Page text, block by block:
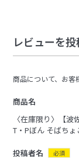
レビューを投
商品について、お客
商品名
〈在庫限り〉【
T・Pぼん そばちょ
投稿者名 必須